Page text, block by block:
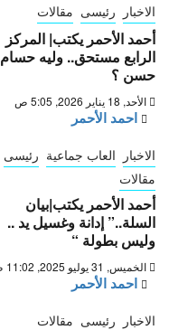
الاخبار رئيسى مقالات
أحمد الأحمر يكتب| المركز
الرابع مستحق.. وليه حسام
حسن ؟
الأحد, 18 يناير 2026, 5:05 ص
احمد الأحمر
الاخبار العاب جماعية رئيسى
مقالات
أحمد الأحمر يكتب|بيان
السلة..” إدانة وغسيل يد ..
وليس بطولة “
الخميس, 31 يوليو 2025, 11:02 ص
احمد الأحمر
الاخبار رئيسى مقالات